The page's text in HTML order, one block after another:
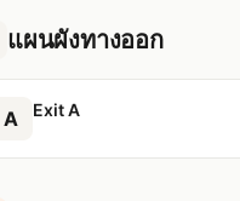
แผนผังทางออก
A Exit A